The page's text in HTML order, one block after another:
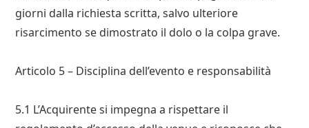
giorni dalla richiesta scritta, salvo ulteriore
risarcimento se dimostrato il dolo o la colpa grave.
Articolo 5 – Disciplina dell’evento e responsabilità
5.1 L’Acquirente si impegna a rispettare il